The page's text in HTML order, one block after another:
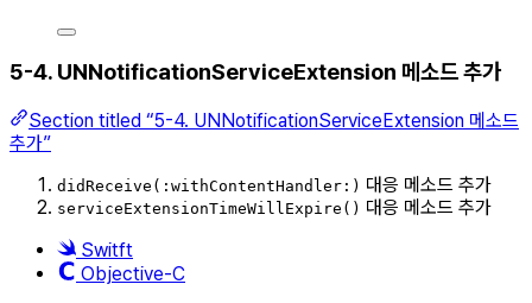
5-4. UNNotificationServiceExtension 메소드 추가
Section titled “5-4. UNNotificationServiceExtension 메소드
추가”
didReceive(:withContentHandler:) 대응 메소드 추가
serviceExtensionTimeWillExpire() 대응 메소드 추가
Switft
Objective-C